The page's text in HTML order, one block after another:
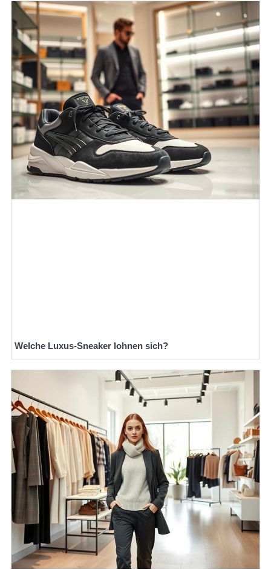
Welche Luxus-Sneaker lohnen sich?